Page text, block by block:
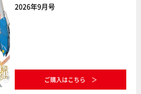
2026年9月号
ご購入はこちら